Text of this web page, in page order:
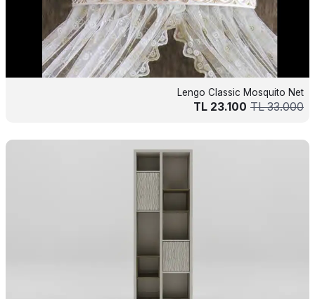
Lengo Classic Mosquito Net
33.000
TL
23.100